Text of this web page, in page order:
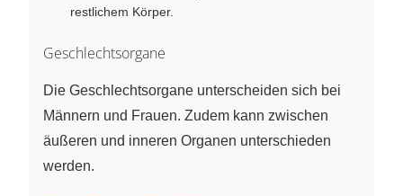
restlichem Körper.
Geschlechtsorgane
Die Geschlechtsorgane unterscheiden sich bei
Männern und Frauen. Zudem kann zwischen
äußeren und inneren Organen unterschieden
werden.